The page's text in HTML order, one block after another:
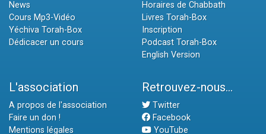
News
Cours Mp3-Vidéo
Yéchiva Torah-Box
Dédicacer un cours
Horaires de Chabbath
Livres Torah-Box
Inscription
Podcast Torah-Box
English Version
L'association
A propos de l'association
Faire un don !
Mentions légales
Retrouvez-nous...
Twitter
Facebook
YouTube